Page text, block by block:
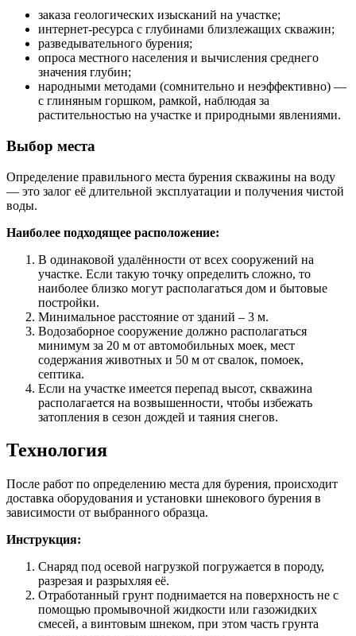
заказа геологических изысканий на участке;
интернет-ресурса с глубинами близлежащих скважин;
разведывательного бурения;
опроса местного населения и вычисления среднего
значения глубин;
народными методами (сомнительно и неэффективно) —
с глиняным горшком, рамкой, наблюдая за
растительностью на участке и природными явлениями.
Выбор места
Определение правильного места бурения скважины на воду
— это залог её длительной эксплуатации и получения чистой
воды.
Наиболее подходящее расположение:
В одинаковой удалённости от всех сооружений на
участке. Если такую точку определить сложно, то
наиболее близко могут располагаться дом и бытовые
постройки.
Минимальное расстояние от зданий – 3 м.
Водозаборное сооружение должно располагаться
минимум за 20 м от автомобильных моек, мест
содержания животных и 50 м от свалок, помоек,
септика.
Если на участке имеется перепад высот, скважина
располагается на возвышенности, чтобы избежать
затопления в сезон дождей и таяния снегов.
Технология
После работ по определению места для бурения, происходит
доставка оборудования и установки шнекового бурения в
зависимости от выбранного образца.
Инструкция:
Снаряд под осевой нагрузкой погружается в породу,
разрезая и разрыхляя её.
Отработанный грунт поднимается на поверхность не с
помощью промывочной жидкости или газожидких
смесей, а винтовым шнеком, при этом часть грунта